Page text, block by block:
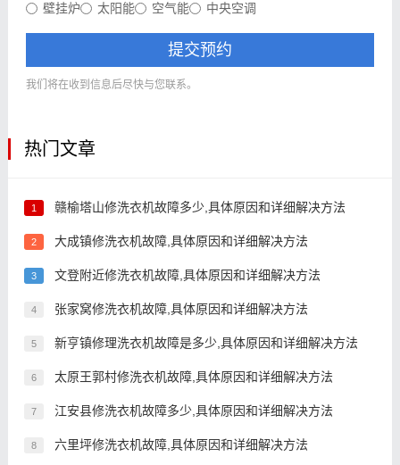
壁挂炉
太阳能 空气能 中央空调
提交预约
我们将在收到信息后尽快与您联系。
热门文章
1 赣榆塔山修洗衣机故障多少,具体原因和详细解决方法
2 大成镇修洗衣机故障,具体原因和详细解决方法
3 文登附近修洗衣机故障,具体原因和详细解决方法
4 张家窝修洗衣机故障,具体原因和详细解决方法
5 新亨镇修理洗衣机故障是多少,具体原因和详细解决方法
6 太原王郭村修洗衣机故障,具体原因和详细解决方法
7 江安县修洗衣机故障多少,具体原因和详细解决方法
8 六里坪修洗衣机故障,具体原因和详细解决方法